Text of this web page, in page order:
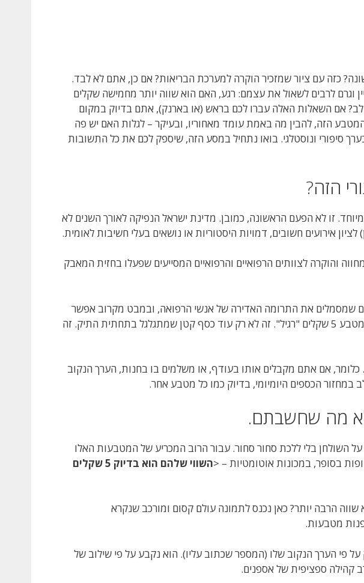
כזה עם ציור שמזכיר הוקרה למערכת הבריאות? אם כן, אתם לא לבד.
וגרם לרבים לשאול את עצמם: רגע, האם הוא שווה יותר מחמישה שקלים
לב? אם השאלות האלה עברו לכם בראש (או בארנק), אתם בדיוק במקום
המטבע הזה, להבין מה באמת עומד מאחוריו, ובעיקר – לגלות האם יש פה
סיפורי ונוסטלגי. בואו נתחיל במסע הזה, שיספק לכם את כל התשובות
הזה?
מיוחד. זו לא הפעם הראשונה, כמובן. מדינת ישראל הנפיקה לאורך השנים לא
אירועים חשובים, דמויות היסטוריות או נושאים בעלי חשיבות לאומית.
והוקרה לצוותים הרפואיים והרפואיים המסייעים שפעלו בחזית המאבק
שמסמלים את התרומה האדירה של אנשי הרפואה, ובמבט מקרוב אפשר
לראות את הפרטים הייחודיים שמבדילים אותו ממטבע 5 שקלים "רגיל". זה לא רק עוד כסף קטן שמתגלגל בתחתית התיק. זה
כלומר, אם אתם מקבלים אותו בעודף, או משלמים בו בחנות, הערך הנקוב
הכספים היומיומי, בדיוק כמו כל מטבע אחר.
מה שחשבתם.
על השולחן בלי ללכת סחור סחור. עבור הרוב המכריע של המטבעות האלו
בסופר, במכונות אוטומטיות – <
השווי שלהם הוא בדיוק 5 שקלים
הרבה יותר? כאן נכנס לתמונה עולם קסום ומורכב שנקרא
מטבעות.
פי הערך הנקוב שלו (המספר שכתוב עליו). הוא נקבע על פי שילוב של
קהילה ספציפית של אספנים.